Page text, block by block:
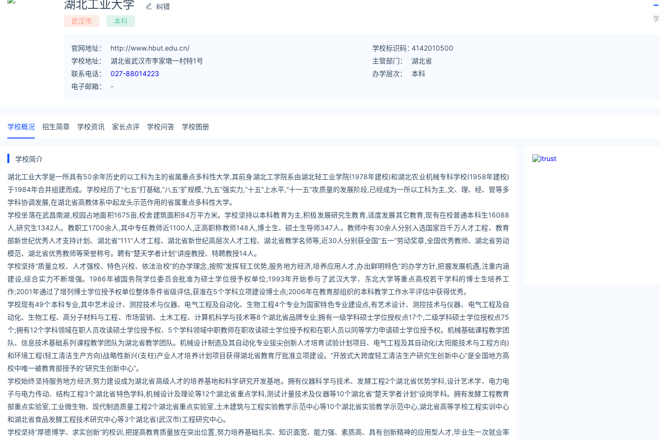
湖北工业大学
纠错
武汉市
本科
-
官网地址：
http://www.hbut.edu.cn/
学校地址：
湖北省武汉市李家墩一村特1号
联系电话：
027-88014223
电子邮箱：
-
学校标识码：4142010500
主管部门：
湖北省
办学层次：
本科
学校概况 招生简章 学校资讯 家长点评 学校问答 学校图册
学校简介
湖北工业大学是一所具有50余年历史的以工科为主的省属重点多科性大学,其前身湖北工学院系由湖北轻工业学院(1978年建校)和湖北农业机械专科学校(1958年建校)
于1984年合并组建而成。学校经历了“七五”打基础,“八五”扩规模,“九五”强实力,“十五”上水平,“十一五”攻质量的发展阶段,已经成为一所以工科为主,文、理、经、管等多
学科协调发展,在湖北省高教体系中起龙头示范作用的省属重点多科性大学。
学校坐落在武昌南湖,校园占地面积1675亩,校舍建筑面积84万平方米。学校坚持以本科教育为主,积极发展研究生教育,适度发展其它教育,现有在校普通本科生16088
人,研究生1342人。教职工1700余人,其中专任教师近1100人,正高职称教师148人,博士生、硕士生导师347人。教师中有30余人分别入选国家百千万人才工程、教育
部新世纪优秀人才支持计划、湖北省“111”人才工程、湖北省新世纪高层次人才工程、湖北省教学名师等,近30人分别获全国“五一”劳动奖章,全国优秀教师、湖北省劳动
模范、湖北省优秀教师等荣誉称号。聘有“楚天学者计划”讲座教授、特聘教授14人。
学校坚持“质量立校、人才强校、特色兴校、依法治校”的办学理念,按照“发挥轻工优势,服务地方经济,培养应用人才,办出鲜明特色”的办学方针,把握发展机遇,注重内涵
建设,综合实力不断增强。1986年被国务院学位委员会批准为硕士学位授予权单位;1993年开始参与了武汉大学、东北大学等重点高校若干学科的博士生培养工
作;2001年通过了增列博士学位授予权单位整体条件省级评估,获准在5个学科立项建设博士点;2006年在教育部组织的本科教学工作水平评估中获得优秀。
学校现有49个本科专业,其中艺术设计、测控技术与仪器、电气工程及自动化、生物工程4个专业为国家特色专业建设点,有艺术设计、测控技术与仪器、电气工程及自
动化、生物工程、高分子材料与工程、市场营销、土木工程、计算机科学与技术等8个湖北省品牌专业;拥有一级学科硕士学位授权点17个,二级学科硕士学位授权点75
个;拥有12个学科领域在职人员攻读硕士学位授予权、5个学科领域中职教师在职攻读硕士学位授予权和在职人员以同等学力申请硕士学位授予权。机械基础课程教学团
队、信息技术基础系列课程教学团队为湖北省教学团队。机械设计制造及其自动化专业拔尖创新人才培育试验计划项目、电气工程及其自动化(太阳能技术与工程方向)
和环境工程(轻工清洁生产方向)战略性新兴(支柱)产业人才培养计划项目获得湖北省教育厅批准立项建设。“开放式大跨度轻工清洁生产研究生创新中心”是全国地方高
校中唯一被教育部授予的“研究生创新中心”。
学校始终坚持服务地方经济,努力建设成为湖北省高级人才的培养基地和科学研究开发基地。拥有仪器科学与技术、发酵工程2个湖北省优势学科,设计艺术学、电力电
子与电力传动、结构工程3个湖北省特色学科,机械设计及理论等12个湖北省重点学科,测试计量技术及仪器等10个湖北省“楚天学者计划”设岗学科。拥有发酵工程教育
部重点实验室,工业微生物、现代制造质量工程2个湖北省重点实验室,土木建筑与工程实验教学示范中心等10个湖北省实验教学示范中心,湖北省高等学校工程实训中心
和湖北省食品发酵工程技术研究中心等3个湖北省(武汉市)工程研究中心。
学校坚持“厚德博学、求实创新”的校训,把提高教育质量放在突出位置,努力培养基础扎实、知识面宽、能力强、素质高、具有创新精神的应用型人才,毕业生一次就业率